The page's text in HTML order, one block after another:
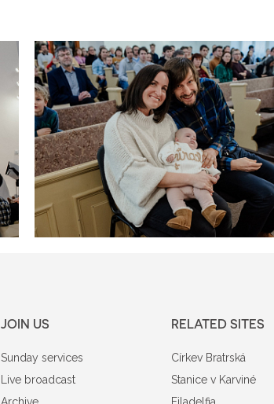
JOIN US
Sunday services
Live broadcast
Archive
RELATED SITES
Církev Bratrská
Stanice v Karviné
Filadelfia